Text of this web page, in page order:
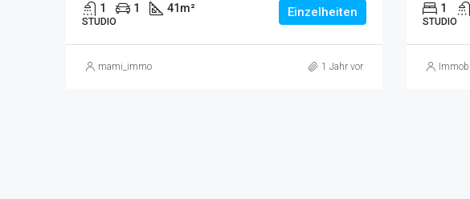
1 1 41m²
STUDIO
Einzelheiten
mami_immo 1 Jahr vor
1
STUDIO